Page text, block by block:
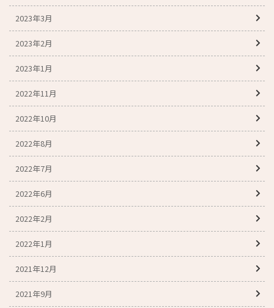
2023年3月
2023年2月
2023年1月
2022年11月
2022年10月
2022年8月
2022年7月
2022年6月
2022年2月
2022年1月
2021年12月
2021年9月